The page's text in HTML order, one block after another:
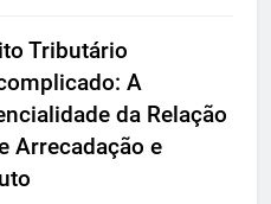
Tributário
A
da Relação
Arrecadação e